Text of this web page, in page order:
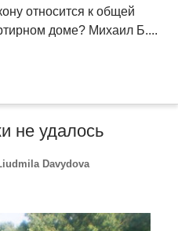
относится к общей
доме? Михаил Б....
не удалось
Davydova